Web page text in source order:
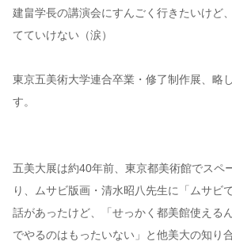
建畠学長の講演会にすんごく行きたいけど
てていけない（涙）
東京五美術大学連合卒業・修了制作展、略
す。
五美大展は約40年前、東京都美術館でスペ
り、ムサビ版画・清水昭八先生に「ムサビ
話があったけど、「せっかく都美館使える
でやるのはもったいない」と他美大の知り